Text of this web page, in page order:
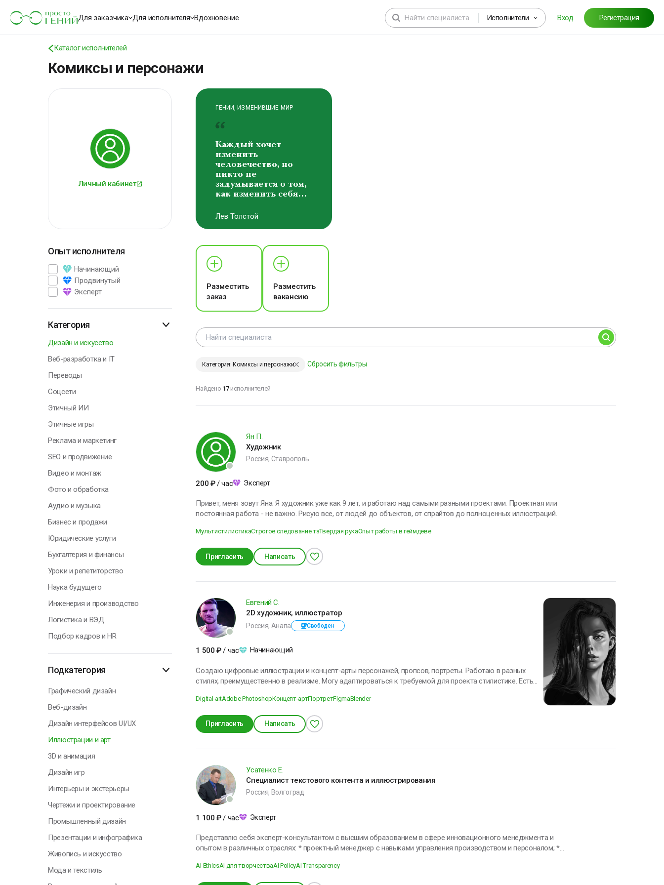
Для заказчика Для исполнителя Вдохновение Исполнители Вход Регистрация
Каталог исполнителей
Комиксы и персонажи
Личный кабинет
Опыт исполнителя
Начинающий
Продвинутый
Эксперт
Категория
Дизайн и искусство
Веб-разработка и IT
Переводы
Соцсети
Этичный ИИ
Этичные игры
Реклама и маркетинг
SEO и продвижение
Видео и монтаж
Фото и обработка
Аудио и музыка
Бизнес и продажи
Юридические услуги
Бухгалтерия и финансы
Уроки и репетиторство
Наука будущего
Инженерия и производство
Логистика и ВЭД
Подбор кадров и HR
Подкатегория
Графический дизайн
Веб-дизайн
Дизайн интерфейсов UI/UX
Иллюстрации и арт
3D и анимация
Дизайн игр
Интерьеры и экстерьеры
Чертежи и проектирование
Промышленный дизайн
Презентации и инфографика
Живопись и искусство
Мода и текстиль
Васнецов
Каждый хочет
человечество, но
задумывается о том,
как изменить себя…
Лев Толстой
Вдохновение -
это умение
рабочее состояние
Александр Сергеевич
отталкивай то, что
приходит. И тогда
счастье само найдёт
тебя.
Омар Хайям
ГЕНИИ, ИЗМЕНИВШИЕ МИР
начинаю строить
конструкцию,
совершенствую ее и
включаю
Разместить
заказ
Разместить
вакансию
Категория: Комиксы и персонажи Сбросить фильтры
Найдено 17 исполнителей
Ян П.
Художник
Россия, Ставрополь
200 ₽ / час Эксперт
Привет, меня зовут Яна. Я художник уже как 9 лет, и работаю над самыми разными проектами. Проектная или
постоянная работа - не важно. Рисую все, от людей до объектов, от спрайтов до полноценных иллюстраций.
МультистилистикаСтрогое следование тзТвердая рукаОпыт работы в геймдеве
Пригласить Написать
Евгений С.
2D художник, иллюстратор
Россия, Анапа Свободен
1 500 ₽ / час Начинающий
Создаю цифровые иллюстрации и концепт-арты персонажей, пропсов, портреты. Работаю в разных
стилях, преимущественно в реализме. Могу адаптироваться к требуемой для проекта стилистике. Есть
Digital-artAdobe PhotoshopКонцепт-артПортретFigmaBlender
Пригласить Написать
Усатенко Е.
Специалист текстового контента и иллюстрирования
Россия, Волгоград
1 100 ₽ / час Эксперт
Представлю себя эксперт-консультантом с высшим образованием в сфере инновационного менеджмента и
опытом в различных отраслях: * проектный менеджер с навыками управления производством и персоналом; *
мультидисциплинарный специалист в области военного дела, педагогики, психологии и менеджмента; * AI-
AI EthicsAI для творчестваAI PolicyAI Transparency